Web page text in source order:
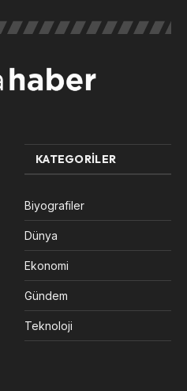
KATEGORILER
Biyografiler
Dünya
Ekonomi
Gündem
Teknoloji